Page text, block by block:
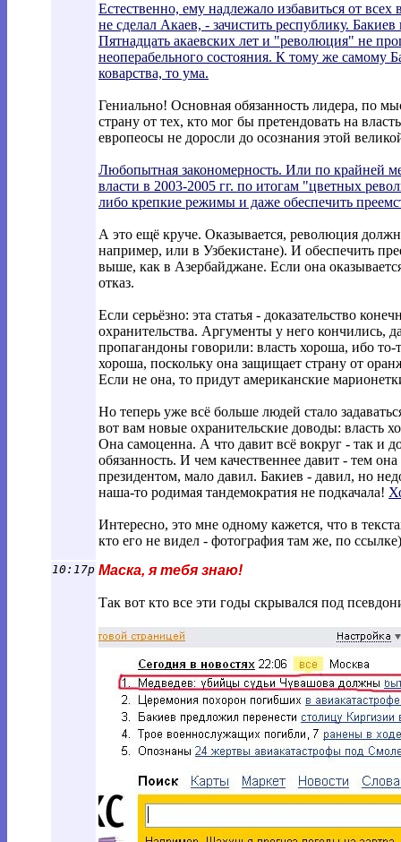
Естественно, ему надлежало избавиться от
не сделал Акаев, - зачистить республику.
Пятнадцать акаевских лет и "революция" не
неоперабельного состояния. К тому же самому
коварства, то ума.
Гениально! Основная обязанность лидера, по
страну от тех, кто мог бы претендовать на
европеосы не доросли до осознания этой
Любопытная закономерность. Или по крайней
власти в 2003-2005 гг. по итогам "цветных
либо крепкие режимы и даже обеспечить
А это ещё круче. Оказывается, революция
например, или в Узбекистане). И обеспечить
выше, как в Азербайджане. Если она
отказ.
Если серьёзно: эта статья - доказательство
охранительства. Аргументы у него кончились,
пропагандоны говорили: власть хороша, ибо
хороша, поскольку она защищает страну от
Если не она, то придут американские
Но теперь уже всё больше людей стало
вот вам новые охранительские доводы: власть
Она самоценна. А что давит всё вокруг - так и
обязанность. И чем качественнее давит - тем
президентом, мало давил. Бакиев - давил, но
наша-то родимая тандемократия не подкачала!
Интересно, это мне одному кажется, что в
кто его не видел - фотография там же, по
10:17p Маска, я тебя знаю!
Так вот кто все эти годы скрывался под